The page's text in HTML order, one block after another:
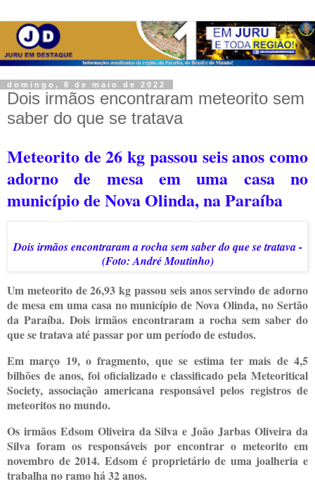
domingo, 8 de maio de 2022
Dois irmãos encontraram meteorito sem
saber do que se tratava
Meteorito de 26 kg passou seis anos como
adorno de mesa em uma casa no
município de Nova Olinda, na Paraíba
Dois irmãos encontraram a rocha sem saber do que se tratava -
(Foto: André Moutinho)
Um meteorito de 26,93 kg passou seis anos servindo de adorno
de mesa em uma casa no município de Nova Olinda, no Sertão
da Paraíba. Dois irmãos encontraram a rocha sem saber do
que se tratava até passar por um período de estudos.
Em março 19, o fragmento, que se estima ter mais de 4,5
bilhões de anos, foi oficializado e classificado pela Meteoritical
Society, associação americana responsável pelos registros de
meteoritos no mundo.
Os irmãos Edsom Oliveira da Silva e João Jarbas Oliveira da
Silva foram os responsáveis por encontrar o meteorito em
novembro de 2014. Edsom é proprietário de uma joalheria e
trabalha no ramo há 32 anos.